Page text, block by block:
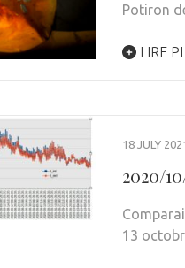
Potiron
LIRE
18 JULY
2020/
13